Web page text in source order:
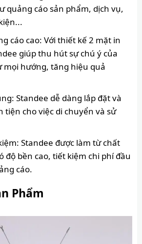
quảng cáo sản phẩm, dịch vụ,
cáo cao: Với thiết kế 2 mặt in
giúp thu hút sự chú ý của
mọi hướng, tăng hiệu quả
Standee dễ dàng lắp đặt và
tiện cho việc di chuyển và sử
Standee được làm từ chất
độ bền cao, tiết kiệm chi phí đầu
cáo.
Phẩm